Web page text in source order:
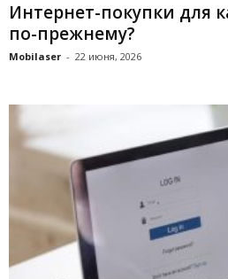
Интернет-покупки для
по-прежнему?
Mobilaser - 22 июня, 2026